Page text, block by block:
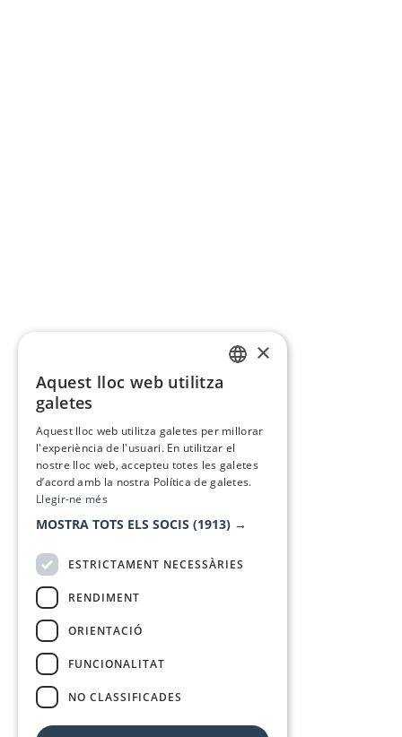
×
Aquest lloc web utilitza
galetes
Aquest lloc web utilitza galetes per millorar
l'experiència de l'usuari. En utilitzar el
nostre lloc web, accepteu totes les galetes
d’acord amb la nostra Política de galetes.
Llegir-ne més
MOSTRA TOTS ELS SOCIS (1913) →
ESTRICTAMENT NECESSÀRIES
RENDIMENT
ORIENTACIÓ
FUNCIONALITAT
NO CLASSIFICADES